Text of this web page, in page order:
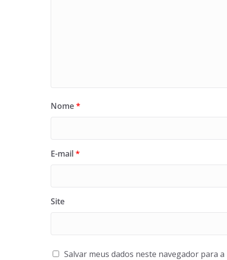
Nome*
E-mail*
Site
Salvar meus dados neste navegador para